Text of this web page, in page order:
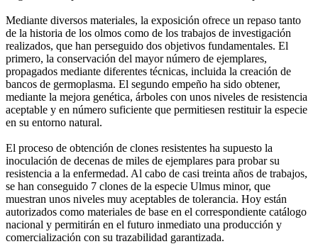
Mediante diversos materiales, la exposición ofrece un repaso tanto
de la historia de los olmos como de los trabajos de investigación
realizados, que han perseguido dos objetivos fundamentales. El
primero, la conservación del mayor número de ejemplares,
propagados mediante diferentes técnicas, incluida la creación de
bancos de germoplasma. El segundo empeño ha sido obtener,
mediante la mejora genética, árboles con unos niveles de resistencia
aceptable y en número suficiente que permitiesen restituir la especie
en su entorno natural.
El proceso de obtención de clones resistentes ha supuesto la
inoculación de decenas de miles de ejemplares para probar su
resistencia a la enfermedad. Al cabo de casi treinta años de trabajos,
se han conseguido 7 clones de la especie Ulmus minor, que
muestran unos niveles muy aceptables de tolerancia. Hoy están
autorizados como materiales de base en el correspondiente catálogo
nacional y permitirán en el futuro inmediato una producción y
comercialización con su trazabilidad garantizada.